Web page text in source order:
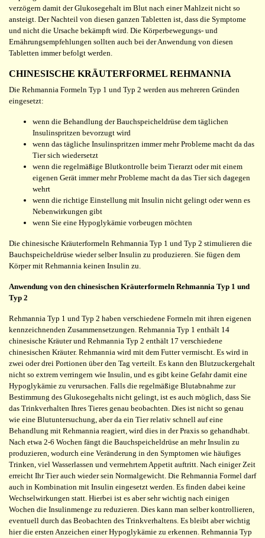
verzögern damit der Glukosegehalt im Blut nach einer Mahlzeit nicht so
ansteigt. Der Nachteil von diesen ganzen Tabletten ist, dass die Symptome
und nicht die Ursache bekämpft wird. Die Körperbewegungs- und
Ernährungsempfehlungen sollten auch bei der Anwendung von diesen
Tabletten immer befolgt werden.
CHINESISCHE KRÄUTERFORMEL REHMANNIA
Die Rehmannia Formeln Typ 1 und Typ 2 werden aus mehreren Gründen
eingesetzt:
wenn die Behandlung der Bauchspeicheldrüse dem täglichen
Insulinspritzen bevorzugt wird
wenn das tägliche Insulinspritzen immer mehr Probleme macht da das
Tier sich wiedersetzt
wenn die regelmäßige Blutkontrolle beim Tierarzt oder mit einem
eigenen Gerät immer mehr Probleme macht da das Tier sich dagegen
wehrt
wenn die richtige Einstellung mit Insulin nicht gelingt oder wenn es
Nebenwirkungen gibt
wenn Sie eine Hypoglykämie vorbeugen möchten
Die chinesische Kräuterformeln Rehmannia Typ 1 und Typ 2 stimulieren die
Bauchspeicheldrüse wieder selber Insulin zu produzieren. Sie fügen dem
Körper mit Rehmannia keinen Insulin zu.
Anwendung von den chinesischen Kräuterformeln Rehmannia Typ 1 und
Typ 2
Rehmannia Typ 1 und Typ 2 haben verschiedene Formeln mit ihren eigenen
kennzeichnenden Zusammensetzungen. Rehmannia Typ 1 enthält 14
chinesische Kräuter und Rehmannia Typ 2 enthält 17 verschiedene
chinesischen Kräuter. Rehmannia wird mit dem Futter vermischt. Es wird in
zwei oder drei Portionen über den Tag verteilt. Es kann den Blutzuckergehalt
nicht so extrem verringern wie Insulin, und es gibt keine Gefahr damit eine
Hypoglykämie zu verursachen. Falls die regelmäßige Blutabnahme zur
Bestimmung des Glukosegehalts nicht gelingt, ist es auch möglich, dass Sie
das Trinkverhalten Ihres Tieres genau beobachten. Dies ist nicht so genau
wie eine Blutuntersuchung, aber da ein Tier relativ schnell auf eine
Behandlung mit Rehmannia reagiert, wird dies in der Praxis so gehandhabt.
Nach etwa 2-6 Wochen fängt die Bauchspeicheldrüse an mehr Insulin zu
produzieren, wodurch eine Veränderung in den Symptomen wie häufiges
Trinken, viel Wasserlassen und vermehrtem Appetit auftritt. Nach einiger Zeit
erreicht Ihr Tier auch wieder sein Normalgewicht. Die Rehmannia Formel darf
auch in Kombination mit Insulin eingesetzt werden. Es finden dabei keine
Wechselwirkungen statt. Hierbei ist es aber sehr wichtig nach einigen
Wochen die Insulinmenge zu reduzieren. Dies kann man selber kontrollieren,
eventuell durch das Beobachten des Trinkverhaltens. Es bleibt aber wichtig
hier die ersten Anzeichen einer Hypoglykämie zu erkennen. Rehmannia Typ